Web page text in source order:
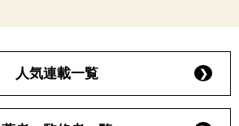
人気連載一覧